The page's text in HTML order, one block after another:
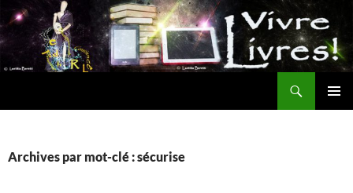
Aller
au
contenu
Archives par mot-clé : sécurise